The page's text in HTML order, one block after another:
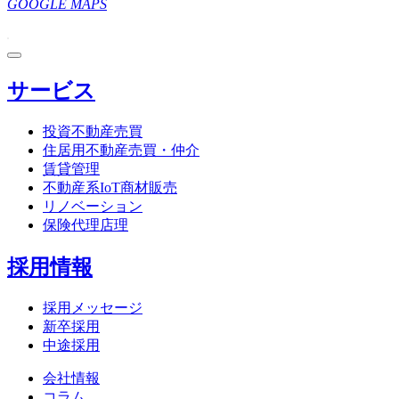
GOOGLE MAPS
サービス
投資不動産売買
住居用不動産売買・仲介
賃貸管理
不動産系IoT商材販売
リノベーション
保険代理店理
採用情報
採用メッセージ
新卒採用
中途採用
会社情報